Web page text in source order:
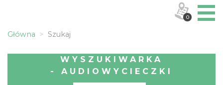
Główna Szukaj
WYSZUKIWARKA
- AUDIOWYCIECZKI
0